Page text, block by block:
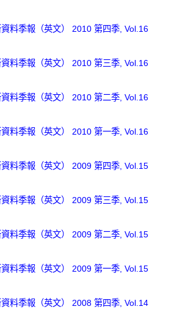
料季報（英文） 2010 第四季, Vol.16
料季報（英文） 2010 第三季, Vol.16
料季報（英文） 2010 第二季, Vol.16
料季報（英文） 2010 第一季, Vol.16
料季報（英文） 2009 第四季, Vol.15
料季報（英文） 2009 第三季, Vol.15
料季報（英文） 2009 第二季, Vol.15
料季報（英文） 2009 第一季, Vol.15
料季報（英文） 2008 第四季, Vol.14